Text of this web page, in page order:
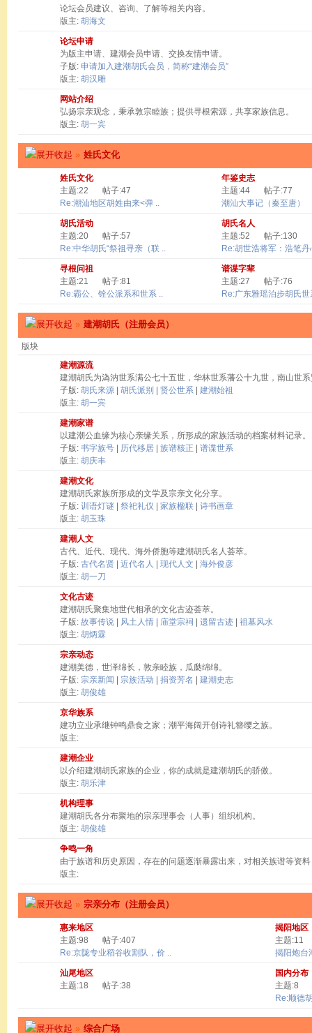
论坛会员建议、咨询、了解等相关内容。
版主: 胡海文
论坛申请
为版主申请、建潮会员申请、交换友情申请。
子版: 申请加入建潮胡氏会员，简称“建潮会员”
版主: 胡汉雕
网站介绍
弘扬宗亲观念，秉承敦宗睦族；提供寻根索源，共享家族信息。
版主: 胡一宾
» 姓氏文化
姓氏文化
主题:22
帖子:47
Re:潮汕地区胡姓由来<弹 ..
年鉴史志
主题:44
帖子:77
潮汕大事记（秦至唐）
胡氏活动
主题:20
帖子:57
Re:中华胡氏“祭祖寻亲（联 ..
胡氏名人
主题:52
帖子:130
Re:胡世浩将军：浩笔丹
寻根问祖
主题:21
帖子:81
Re:霸公、铨公派系和世系 ..
谱谍字辈
主题:27
帖子:76
Re:广东雅瑶泊步胡氏世
» 建潮胡氏（注册会员）
版块
建潮源流
建潮胡氏为溈汭世系满公七十五世，华林世系藩公十九世，南山世
子版: 胡氏来源 胡氏派别 贤公世系
建潮始祖
版主: 胡一宾
建潮家谱
以建潮公血缘为核心亲缘关系，所形成的家族活动的档案材料记录。
子版: 书字族号 历代移居 族谱核正
谱谍世系
版主: 胡庆丰
建潮文化
建潮胡氏家族所形成的文学及宗亲文化分享。
子版: 训语灯谜 祭祀礼仪 家族楹联
诗书画章
版主: 胡玉珠
建潮人文
古代、近代、现代、海外侨胞等建潮胡氏名人荟萃。
子版: 古代名贤 近代名人 现代人文
海外俊彦
版主: 胡一刀
文化古迹
建潮胡氏聚集地世代相承的文化古迹荟萃。
子版: 故事传说 风土人情 庙堂宗祠 遗留古迹
祖墓风水
版主: 胡炳霖
宗亲动态
建潮美德，世泽绵长，敦亲睦族，瓜瓞绵绵。
子版: 宗亲新闻 宗族活动 捐资芳名
建潮史志
版主: 胡俊雄
京华族系
建功立业承继钟鸣鼎食之家；潮平海阔开创诗礼簪缨之族。
版主:
建潮企业
以介绍建潮胡氏家族的企业，你的成就是建潮胡氏的骄傲。
版主: 胡乐津
机构理事
建潮胡氏各分布聚地的宗亲理事会（人事）组织机构。
版主: 胡俊雄
争鸣一角
由于族谱和历史原因，存在的问题逐渐暴露出来，对相关族谱等资
版主:
» 宗亲分布（注册会员）
惠来地区
主题:98
帖子:407
Re:京陇专业稻谷收割队，价 ..
揭阳地区
主题:11
揭阳炮台
汕尾地区
主题:18
帖子:38
国内分布
主题:8
Re:顺德
» 综合广场